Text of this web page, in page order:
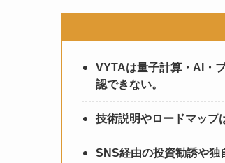
VYTAは量子計算・AI・
認できない。
技術説明やロードマップ
SNS経由の投資勧誘や独